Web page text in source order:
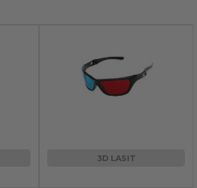
3D LASIT